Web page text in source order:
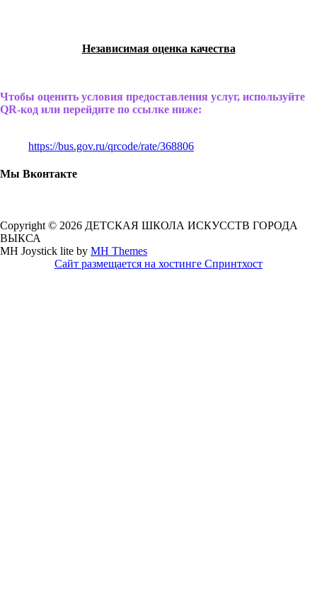
Независимая оценка качества
Чтобы оценить условия предоставления услуг, используйте
QR-код или перейдите по ссылке ниже:
https://bus.gov.ru/qrcode/rate/368806
Мы Вконтакте
Copyright © 2026 ДЕТСКАЯ ШКОЛА ИСКУССТВ ГОРОДА
ВЫКСА
MH Joystick lite by MH Themes
Сайт размещается на хостинге Спринтхост